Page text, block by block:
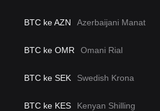
BTC ke AZN Azerbaijani Manat
BTC ke OMR Omani Rial
BTC ke SEK Swedish Krona
BTC ke KES Kenyan Shilling